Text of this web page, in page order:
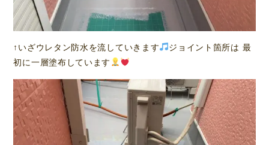
↑いざウレタン防水を流していきます
ジョイント箇所は 最
初に一層塗布しています